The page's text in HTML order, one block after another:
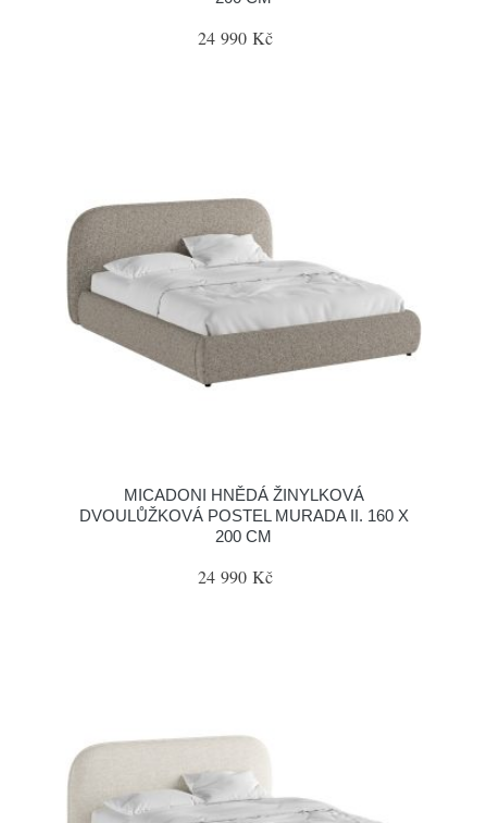
24 990 Kč
MICADONI HNĚDÁ ŽINYLKOVÁ
DVOULŮŽKOVÁ POSTEL MURADA II. 160 X
200 CM
24 990 Kč